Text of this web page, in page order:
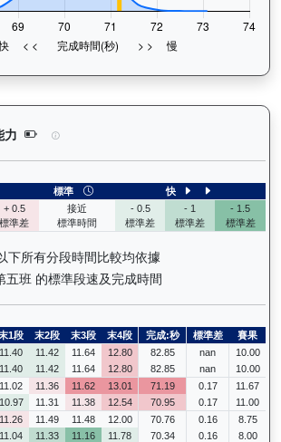
力 快活同盟（K316）— 速勢末腳加速能
標準
快
+ 0.5
標準差
接近
標準時間
- 0.5
標準差
- 1
標準差
- 1.5
標準差
下所有分段時間比較均依據
五班 的標準段速及完成時間
1段 末2段 末3段 末4段 完成:秒 標準差 賽果
11.40 11.42 11.64 12.80 82.85 nan
10.00
11.40 11.42 11.64 12.80 82.85 nan 10.00
11.02 11.36 11.62 13.01 71.19 0.17
11.67
10.97 11.31 11.38 12.54 70.95 0.17 11.00
11.26 11.49 11.48 12.00 70.76 0.16
8.75
11.04 11.33 11.16 11.78 70.34 0.16 8.00